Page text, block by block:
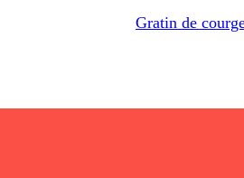
Gratin de